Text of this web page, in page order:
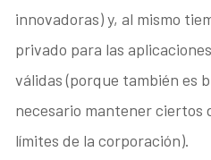
innovadoras) y, al mismo
privado para las
válidas (porque también es
necesario mantener ciertos
límites de la corporación).